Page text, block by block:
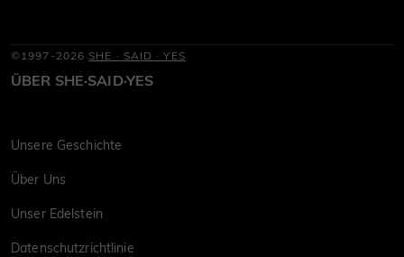
©1997-2026 SHE · SAID · YES
ÜBER SHE·SAID·YES
Unsere Geschichte
Über Uns
Unser Edelstein
Datenschutzrichtlinie